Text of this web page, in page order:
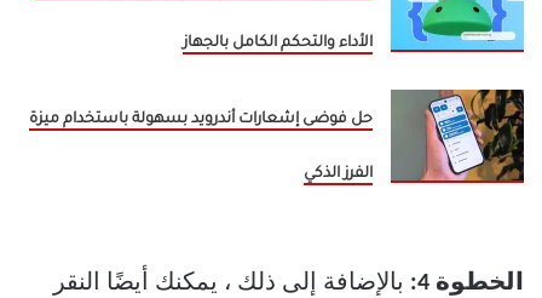
الأداء والتحكم الكامل بالجهاز
حل فوضى إشعارات أندرويد بسهولة باستخدام ميزة
الفرز الذكي
الخطوة 4: بالإضافة إلى ذلك ، يمكنك أيضًا النقر